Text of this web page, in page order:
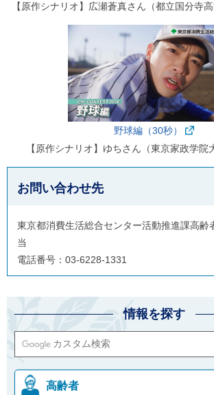
【原作シナリオ】広瀬蒼真さん（都立国分寺
野球編（30秒）
【原作シナリオ】ゆちさん（東京家政学院
お問い合わせ先
東京都消費生活総合センター活動推進課高齢
当
電話番号：03-6228-1331
情報を探す
高齢者